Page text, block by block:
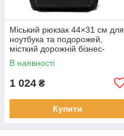
Міський рюкзак 44×31 см для
ноутбука та подорожей,
місткий дорожній бізнес-
рюкзак KAY
В наявності
1 024 ₴
Купити